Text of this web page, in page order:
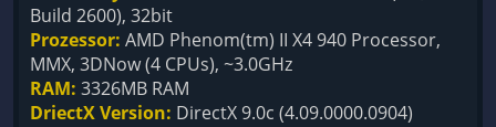
Build 2600), 32bit
Prozessor: AMD Phenom(tm) II X4 940 Processor,
MMX, 3DNow (4 CPUs), ~3.0GHz
RAM: 3326MB RAM
DriectX Version: DirectX 9.0c (4.09.0000.0904)